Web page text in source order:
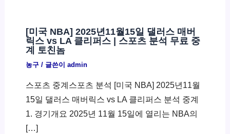
[미국 NBA] 2025년11월15일 댈러스 매버
릭스 vs LA 클리퍼스 | 스포츠 분석 무료 중
계 토친놈
농구/ 글쓴이 admin
스포츠 중계스포츠 분석 [미국 NBA] 2025년11월
15일 댈러스 매버릭스 vs LA 클리퍼스 분석 중계
1. 경기개요 2025년 11월 15일에 열리는 NBA의
[…]